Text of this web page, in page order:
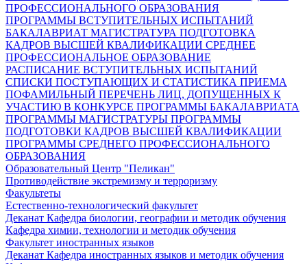
ПРОФЕССИОНАЛЬНОГО ОБРАЗОВАНИЯ
ПРОГРАММЫ ВСТУПИТЕЛЬНЫХ ИСПЫТАНИЙ
БАКАЛАВРИАТ МАГИСТРАТУРА ПОДГОТОВКА
КАДРОВ ВЫСШЕЙ КВАЛИФИКАЦИИ СРЕДНЕЕ
ПРОФЕССИОНАЛЬНОЕ ОБРАЗОВАНИЕ
РАСПИСАНИЕ ВСТУПИТЕЛЬНЫХ ИСПЫТАНИЙ
СПИСКИ ПОСТУПАЮЩИХ И СТАТИСТИКА ПРИЕМА
ПОФАМИЛЬНЫЙ ПЕРЕЧЕНЬ ЛИЦ, ДОПУЩЕННЫХ К
УЧАСТИЮ В КОНКУРСЕ ПРОГРАММЫ БАКАЛАВРИАТА
ПРОГРАММЫ МАГИСТРАТУРЫ ПРОГРАММЫ
ПОДГОТОВКИ КАДРОВ ВЫСШЕЙ КВАЛИФИКАЦИИ
ПРОГРАММЫ СРЕДНЕГО ПРОФЕССИОНАЛЬНОГО
ОБРАЗОВАНИЯ
Образовательный Центр "Пеликан"
Противодействие экстремизму и терроризму
Факультеты
Естественно-технологический факультет
Деканат Кафедра биологии, географии и методик обучения
Кафедра химии, технологии и методик обучения
Факультет иностранных языков
Деканат Кафедра иностранных языков и методик обучения